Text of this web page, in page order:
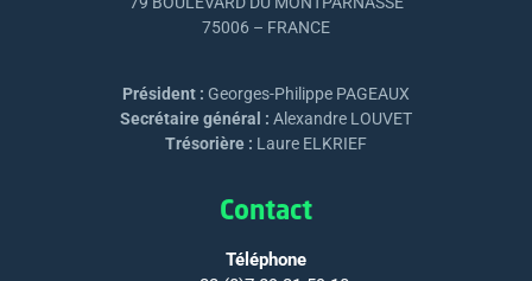
75006 – FRANCE
Président : Georges-Philippe PAGEAUX
Secrétaire général : Alexandre LOUVET
Trésorière : Laure ELKRIEF
Contact
Téléphone